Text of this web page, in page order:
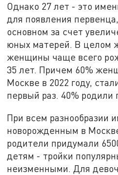
Однако 27 лет - это
для появления
основном за счет
юных матерей. В целом
женщины чаще всего
35 лет. Причем 60%
Москве в 2022 году,
первый раз. 40% родили
При всем разнообразии
новорожденным в
родители придумали
детям - тройки
неизменными. Для